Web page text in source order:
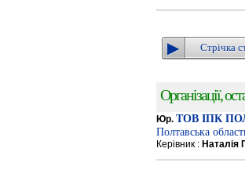
Стрічка
Організації,
Юр. ТОВ ІПК
Полтавська
Керівник : Наталія